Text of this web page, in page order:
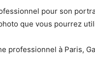
pour son
que vous pourrez
professionnel à Paris,